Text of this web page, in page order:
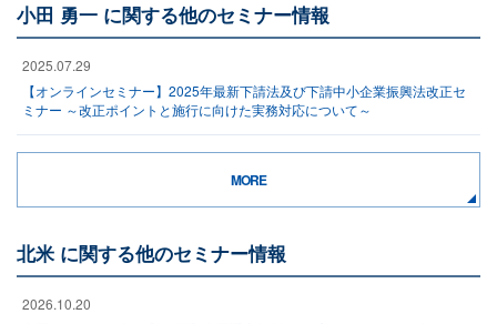
小田 勇一 に関する他のセミナー情報
2025.07.29
【オンラインセミナー】2025年最新下請法及び下請中小企業振興法改正セ
ミナー ～改正ポイントと施行に向けた実務対応について～
MORE
北米 に関する他のセミナー情報
2026.10.20